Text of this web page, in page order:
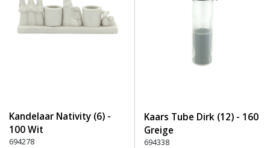
Kandelaar Nativity (6) -
100 Wit
694278
Kaars Tube Dirk (12) - 160
Greige
694338